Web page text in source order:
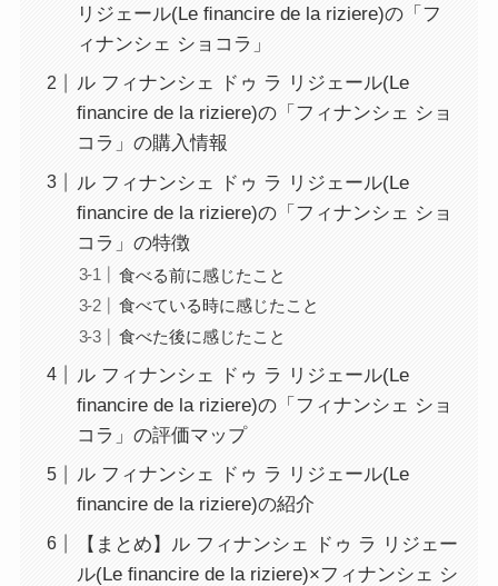
リジェール(Le ﬁnancire de la riziere)の「フ
ィナンシェ ショコラ」
ル フィナンシェ ドゥ ラ リジェール(Le
ﬁnancire de la riziere)の「フィナンシェ ショ
コラ」の購入情報
ル フィナンシェ ドゥ ラ リジェール(Le
ﬁnancire de la riziere)の「フィナンシェ ショ
コラ」の特徴
食べる前に感じたこと
食べている時に感じたこと
食べた後に感じたこと
ル フィナンシェ ドゥ ラ リジェール(Le
ﬁnancire de la riziere)の「フィナンシェ ショ
コラ」の評価マップ
ル フィナンシェ ドゥ ラ リジェール(Le
ﬁnancire de la riziere)の紹介
【まとめ】ル フィナンシェ ドゥ ラ リジェー
ル(Le ﬁnancire de la riziere)×フィナンシェ シ